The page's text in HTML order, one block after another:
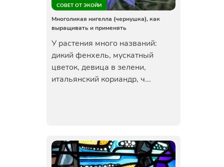
СОВЕТ ОТ ЭКОЙИ
Многоликая нигелла (чернушка), как
выращивать и применять
У растения много названий:
дикий фенхель, мускатный
цветок, девица в зелени,
итальянский кориандр, ч...